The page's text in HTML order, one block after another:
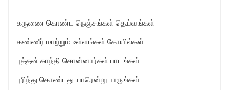
கருணை கொண்ட நெஞ்சங்கள் தெய்வங்கள்
கண்ணீர் மாற்றும் உள்ளங்கள் கோயில்கள்
புத்தன் காந்தி சொன்னார்கள் பாடங்கள்
புரிந்து கொண்டது யாரென்று பாருங்கள்